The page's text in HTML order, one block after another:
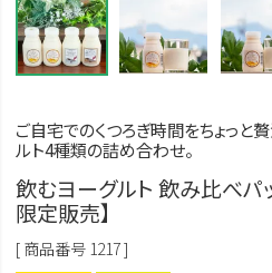
ご自宅でのくつろぎ時間をちょっと
ルト4種類の詰め合わせ。
飲むヨーグルト 飲み比べパ
限定販売】
商品番号 1217